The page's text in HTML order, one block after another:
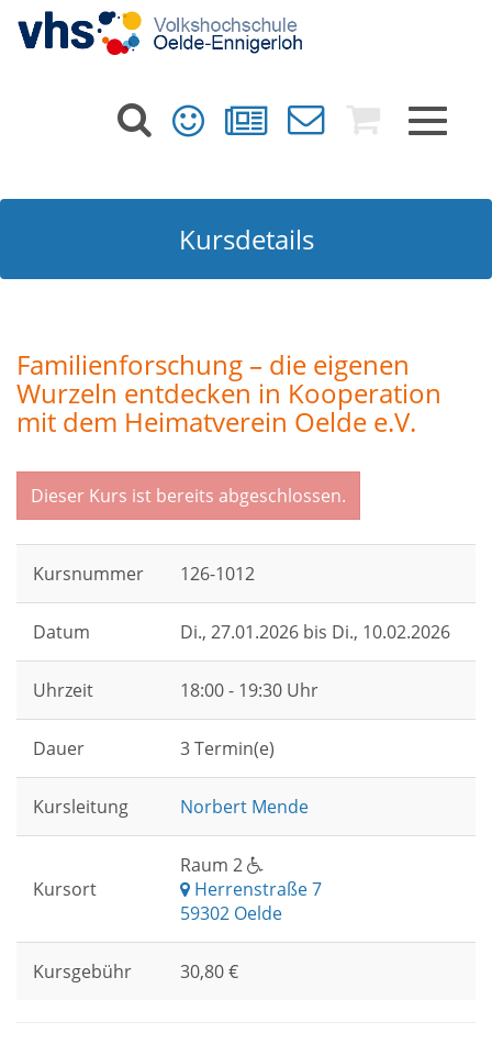
Toggle
Kursdetails
Familienforschung – die eigenen
Wurzeln entdecken in Kooperation
mit dem Heimatverein Oelde e.V.
Dieser Kurs ist bereits abgeschlossen.
Kursnummer 126-1012
Datum Di., 27.01.2026 bis Di., 10.02.2026
Uhrzeit 18:00 - 19:30 Uhr
Dauer 3 Termin(e)
Kursleitung Norbert Mende
Kursort
Raum 2
Herrenstraße 7
59302 Oelde
Kursgebühr 30,80 €